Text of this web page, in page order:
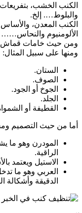
الكنب الخشب،
والبلوط…. إلخ.
الكنب المعدن،
الألومنيوم والنحاس……
ومن حيث خامات قماش
ومنها على سبيل المثال:
الستان.
الصوف.
الجوخ أو الجود.
الجلد.
القطيفة أو
أما من حيث التصميم
المودرن وهو ما
الراقية.
الاستيل ويعتمد
العربي وهو ما
الدقيقة وأشكالة